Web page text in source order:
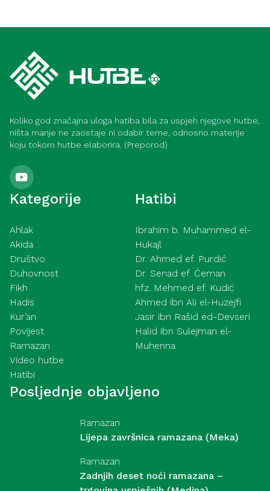
Koliko god značajna uloga hatiba bila za uspjeh njegove hutbe,
ništa manje ne zaostaje ni odabir teme, odnosno materije
koju tokom hutbe elaborira. (Preporod)
Kategorije
Ahlak
Akida
Društvo
Duhovnost
Fikh
Hadis
Kur’an
Povijest
Ramazan
Video hutbe
Hatibi
Hatibi
Ibrahim b. Muhammed el-
Hukajl
Dr. Ahmed ef. Purdić
Dr. Senad ef. Ćeman
hfz. Mehmed ef. Kudić
Ahmed ibn Ali el-Huzejfi
Jasir ibn Rašid ed-Devseri
Halid ibn Sulejman el-
Muhenna
Posljednje objavljeno
Ramazan
Lijepa završnica ramazana (Meka)
Ramazan
Zadnjih deset noći ramazana –